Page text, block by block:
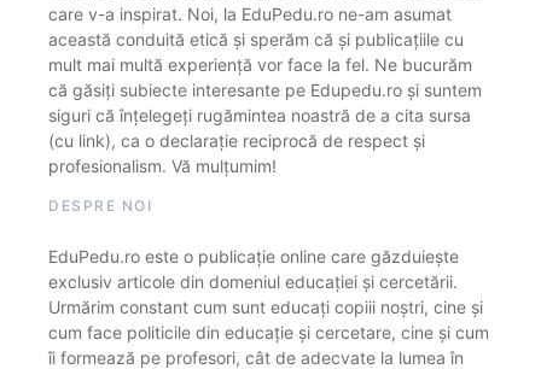
care v-a inspirat. Noi, la EduPedu.ro ne-am asumat
această conduită etică și sperăm că și publicațiile cu
mult mai multă experiență vor face la fel. Ne bucurăm
că găsiți subiecte interesante pe Edupedu.ro și suntem
siguri că înțelegeți rugămintea noastră de a cita sursa
(cu link), ca o declarație reciprocă de respect și
profesionalism. Vă mulțumim!
DESPRE NOI
EduPedu.ro este o publicație online care găzduiește
exclusiv articole din domeniul educației și cercetării.
Urmărim constant cum sunt educați copiii noștri, cine și
cum face politicile din educație și cercetare, cine și cum
îi formează pe profesori, cât de adecvate la lumea în